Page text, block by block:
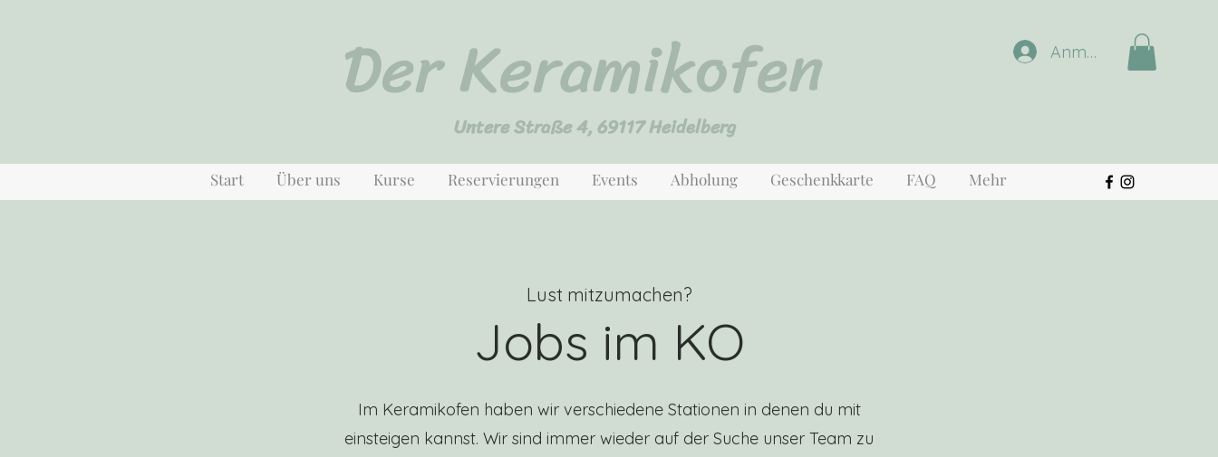
Der Keramikofen
Untere Straße 4, 69117 Heidelberg
Anmelden
Start Über uns Kurse Reservierungen Events Abholung Geschenkkarte FAQ Mehr
Lust mitzumachen?
Jobs im KO
Im Keramikofen haben wir verschiedene Stationen in denen du mit
einsteigen kannst. Wir sind immer wieder auf der Suche unser Team zu